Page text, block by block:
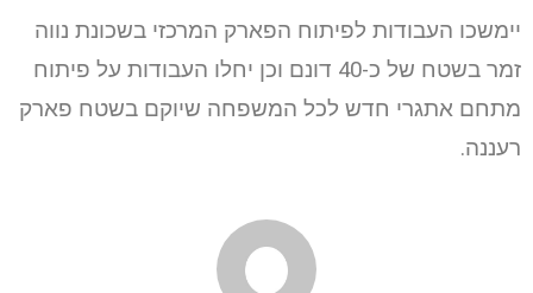
יימשכו העבודות לפיתוח הפארק המרכזי בשכונת נווה
זמר בשטח של כ-40 דונם וכן יחלו העבודות על פיתוח
מתחם אתגרי חדש לכל המשפחה שיוקם בשטח פארק
רעננה.